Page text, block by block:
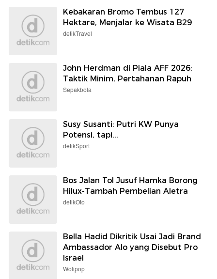
Kebakaran Bromo Tembus 127
Hektare, Menjalar ke Wisata B29
detikTravel
John Herdman di Piala AFF 2026:
Taktik Minim, Pertahanan Rapuh
Sepakbola
Susy Susanti: Putri KW Punya
Potensi, tapi...
detikSport
Bos Jalan Tol Jusuf Hamka Borong
Hilux-Tambah Pembelian Aletra
detikOto
Bella Hadid Dikritik Usai Jadi Brand
Ambassador Alo yang Disebut Pro
Israel
Wolipop